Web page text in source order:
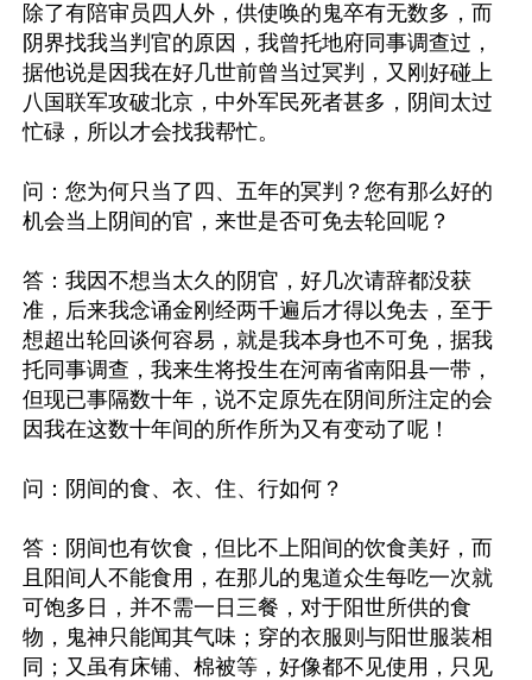
除了有陪审员四人外，供使唤的鬼卒有无数多，而
阴界找我当判官的原因，我曾托地府同事调查过，
据他说是因我在好几世前曾当过冥判，又刚好碰上
八国联军攻破北京，中外军民死者甚多，阴间太过
忙碌，所以才会找我帮忙。
问：您为何只当了四、五年的冥判？您有那么好的
机会当上阴间的官，来世是否可免去轮回呢？
答：我因不想当太久的阴官，好几次请辞都没获
准，后来我念诵金刚经两千遍后才得以免去，至于
想超出轮回谈何容易，就是我本身也不可免，据我
托同事调查，我来生将投生在河南省南阳县一带，
但现已事隔数十年，说不定原先在阴间所注定的会
因我在这数十年间的所作所为又有变动了呢！
问：阴间的食、衣、住、行如何？
答：阴间也有饮食，但比不上阳间的饮食美好，而
且阳间人不能食用，在那儿的鬼道众生每吃一次就
可饱多日，并不需一日三餐，对于阳世所供的食
物，鬼神只能闻其气味；穿的衣服则与阳世服装相
同；又虽有床铺、棉被等，好像都不见使用，只见